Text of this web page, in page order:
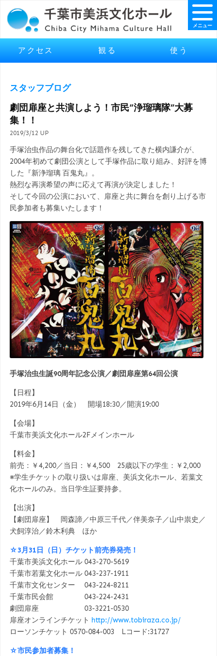
アクセス 観る 使う
メニュー
スタッフブログ
劇団扉座と共演しよう！市民“浄瑠璃隊”大募
集！！
2019/3/12 UP
手塚治虫作品の舞台化で話題作を残してきた横内謙介が、
2004年初めて劇団公演として手塚作品に取り組み、好評を博
した『新浄瑠璃 百鬼丸』。
熱烈な再演希望の声に応えて再演が決定しました！
そして今回の公演において、扉座と共に舞台を創り上げる市
民参加者も募集いたします！
手塚治虫生誕90周年記念公演／劇団扉座第64回公演
【日程】
2019年6月14日（金） 開場18:30／開演19:00
【会場】
千葉市美浜文化ホール2Fメインホール
【料金】
前売：￥4,200／当日：￥4,500 25歳以下の学生：￥2,000
※学生チケットの取り扱いは扉座、美浜文化ホール、若葉文
化ホールのみ。当日学生証要持参。
【出演】
【劇団扉座】 岡森諦／中原三千代／伴美奈子／山中祟史／
犬飼淳治／鈴木利典 ほか
☆3月31日（日）チケット前売券発売！
千葉市美浜文化ホール 043-270-5619
千葉市若葉文化ホール 043-237-1911
千葉市文化センター 043-224-8211
千葉市民会館 043-224-2431
劇団扉座 03-3221-0530
扉座オンラインチケット http://www.tobiraza.co.jp/
ローソンチケット 0570-084-003 Lコード:31727
☆市民参加者募集！